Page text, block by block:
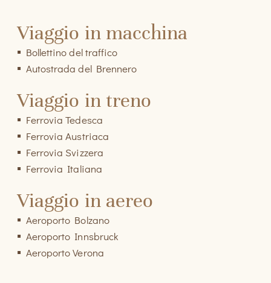
Viaggio in macchina
Bollettino del traffico
Autostrada del Brennero
Viaggio in treno
Ferrovia Tedesca
Ferrovia Austriaca
Ferrovia Svizzera
Ferrovia Italiana
Viaggio in aereo
Aeroporto Bolzano
Aeroporto Innsbruck
Aeroporto Verona